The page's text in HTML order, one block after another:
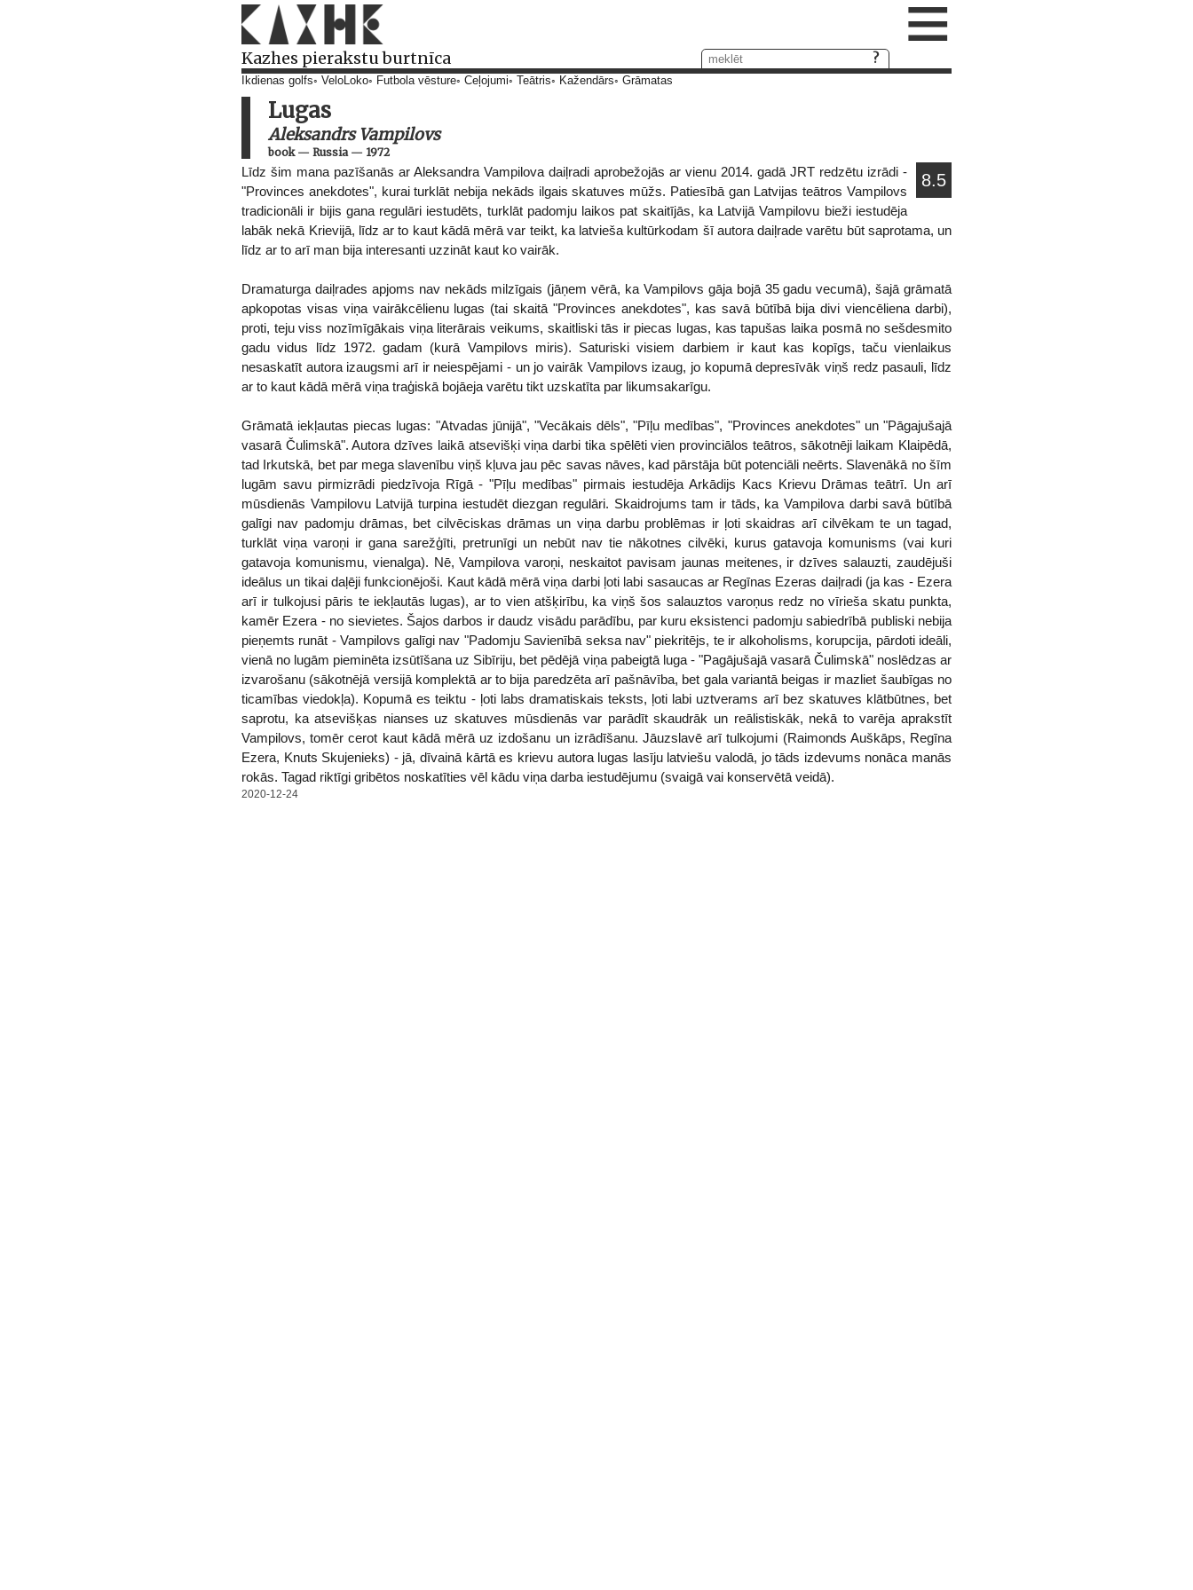
Kazhes pierakstu burtnīca ≡
Ikdienas golfs VeloLoko Futbola vēsture Ceļojumi Teātris Kažendārs Grāmatas
Lugas
Aleksandrs Vampilovs
book— Russia— 1972
8.5
Līdz šim mana pazīšanās ar Aleksandra Vampilova daiļradi aprobežojās ar vienu 2014. gadā JRT redzētu izrādi -
"Provinces anekdotes", kurai turklāt nebija nekāds ilgais skatuves mūžs. Patiesībā gan Latvijas teātros Vampilovs
tradicionāli ir bijis gana regulāri iestudēts, turklāt padomju laikos pat skaitījās, ka Latvijā Vampilovu bieži iestudēja
labāk nekā Krievijā, līdz ar to kaut kādā mērā var teikt, ka latvieša kultūrkodam šī autora daiļrade varētu būt saprotama, un
līdz ar to arī man bija interesanti uzzināt kaut ko vairāk.
Dramaturga daiļrades apjoms nav nekāds milzīgais (jāņem vērā, ka Vampilovs gāja bojā 35 gadu vecumā), šajā grāmatā
apkopotas visas viņa vairākcēlienu lugas (tai skaitā "Provinces anekdotes", kas savā būtībā bija divi viencēliena darbi),
proti, teju viss nozīmīgākais viņa literārais veikums, skaitliski tās ir piecas lugas, kas tapušas laika posmā no sešdesmito
gadu vidus līdz 1972. gadam (kurā Vampilovs miris). Saturiski visiem darbiem ir kaut kas kopīgs, taču vienlaikus
nesaskatīt autora izaugsmi arī ir neiespējami - un jo vairāk Vampilovs izaug, jo kopumā depresīvāk viņš redz pasauli, līdz
ar to kaut kādā mērā viņa traģiskā bojāeja varētu tikt uzskatīta par likumsakarīgu.
Grāmatā iekļautas piecas lugas: "Atvadas jūnijā", "Vecākais dēls", "Pīļu medības", "Provinces anekdotes" un "Pāgajušajā
vasarā Čulimskā". Autora dzīves laikā atsevišķi viņa darbi tika spēlēti vien provinciālos teātros, sākotnēji laikam Klaipēdā,
tad Irkutskā, bet par mega slavenību viņš kļuva jau pēc savas nāves, kad pārstāja būt potenciāli neērts. Slavenākā no šīm
lugām savu pirmizrādi piedzīvoja Rīgā - "Pīļu medības" pirmais iestudēja Arkādijs Kacs Krievu Drāmas teātrī. Un arī
mūsdienās Vampilovu Latvijā turpina iestudēt diezgan regulāri. Skaidrojums tam ir tāds, ka Vampilova darbi savā būtībā
galīgi nav padomju drāmas, bet cilvēciskas drāmas un viņa darbu problēmas ir ļoti skaidras arī cilvēkam te un tagad,
turklāt viņa varoņi ir gana sarežģīti, pretrunīgi un nebūt nav tie nākotnes cilvēki, kurus gatavoja komunisms (vai kuri
gatavoja komunismu, vienalga). Nē, Vampilova varoņi, neskaitot pavisam jaunas meitenes, ir dzīves salauzti, zaudējuši
ideālus un tikai daļēji funkcionējoši. Kaut kādā mērā viņa darbi ļoti labi sasaucas ar Regīnas Ezeras daiļradi (ja kas - Ezera
arī ir tulkojusi pāris te iekļautās lugas), ar to vien atšķirību, ka viņš šos salauztos varoņus redz no vīrieša skatu punkta,
kamēr Ezera - no sievietes. Šajos darbos ir daudz visādu parādību, par kuru eksistenci padomju sabiedrībā publiski nebija
pieņemts runāt - Vampilovs galīgi nav "Padomju Savienībā seksa nav" piekritējs, te ir alkoholisms, korupcija, pārdoti ideāli,
vienā no lugām pieminēta izsūtīšana uz Sibīriju, bet pēdējā viņa pabeigtā luga - "Pagājušajā vasarā Čulimskā" noslēdzas ar
izvarošanu (sākotnējā versijā komplektā ar to bija paredzēta arī pašnāvība, bet gala variantā beigas ir mazliet šaubīgas no
ticamības viedokļa). Kopumā es teiktu - ļoti labs dramatiskais teksts, ļoti labi uztverams arī bez skatuves klātbūtnes, bet
saprotu, ka atsevišķas nianses uz skatuves mūsdienās var parādīt skaudrāk un reālistiskāk, nekā to varēja aprakstīt
Vampilovs, tomēr cerot kaut kādā mērā uz izdošanu un izrādīšanu. Jāuzslavē arī tulkojumi (Raimonds Auškāps, Regīna
Ezera, Knuts Skujenieks) - jā, dīvainā kārtā es krievu autora lugas lasīju latviešu valodā, jo tāds izdevums nonāca manās
rokās. Tagad riktīgi gribētos noskatīties vēl kādu viņa darba iestudējumu (svaigā vai konservētā veidā).
2020-12-24